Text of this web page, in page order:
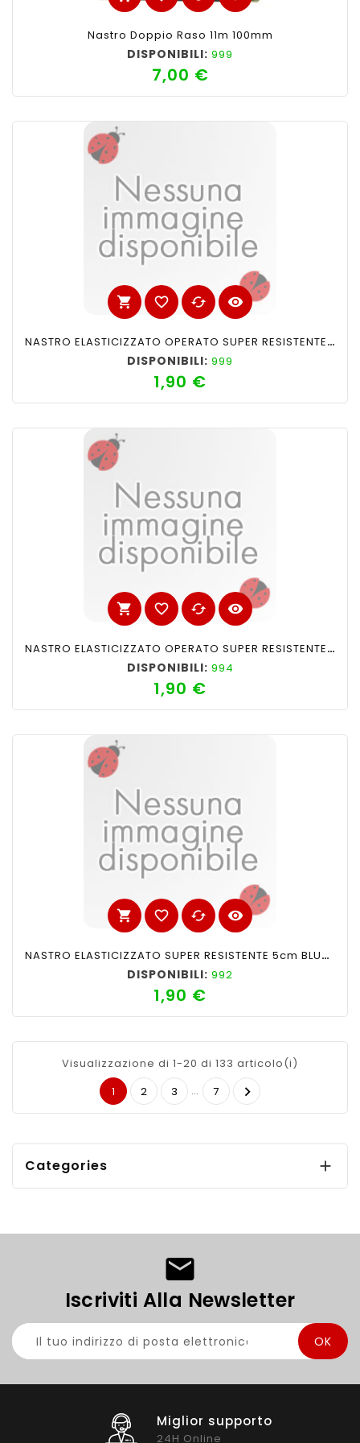
Nastro Doppio Raso 11m 100mm
DISPONIBILI: 999
7,00 €Prezzo
shopping_cart favorite_border cached visibility
NASTRO ELASTICIZZATO OPERATO SUPER RESISTENTE 6cm NERO LUREZ N°1
DISPONIBILI: 999
1,90 €
shopping_cart favorite_border cached visibility
NASTRO ELASTICIZZATO OPERATO SUPER RESISTENTE 6cm NERO ROMBO N°13
DISPONIBILI: 994
1,90 €
shopping_cart favorite_border cached visibility
NASTRO ELASTICIZZATO SUPER RESISTENTE 5cm BLUETTE N°16
DISPONIBILI: 992
1,90 €
Visualizzazione di 1-20 di 133 articolo(i)
1
2 3 … 7 
Categories 
Iscriviti Alla Newsletter
Miglior supporto
24H Online